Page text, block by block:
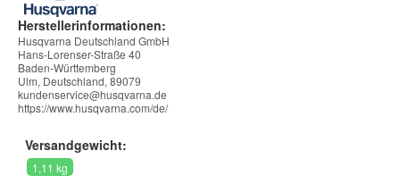
Herstellerinformationen:
Husqvarna Deutschland GmbH
Hans-Lorenser-Straße 40
Baden-Württemberg
Ulm, Deutschland, 89079
kundenservice@husqvarna.de
https://www.husqvarna.com/de/
Versandgewicht:
1,11 kg